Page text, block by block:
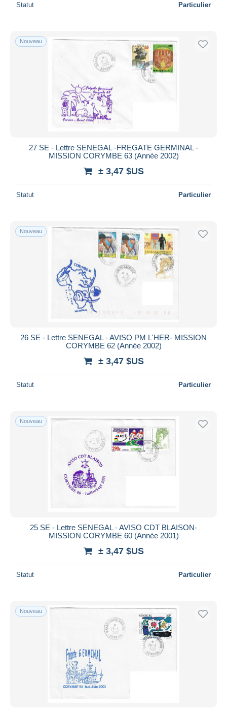
Statut Particulier
Nouveau
27 SE - Lettre SENEGAL -FREGATE GERMINAL -
MISSION CORYMBE 63 (Année 2002)
± 3,47 $US
Statut Particulier
Nouveau
26 SE - Lettre SENEGAL - AVISO PM L'HER- MISSION
CORYMBE 62 (Année 2002)
± 3,47 $US
Statut Particulier
Nouveau
25 SE - Lettre SENEGAL - AVISO CDT BLAISON-
MISSION CORYMBE 60 (Année 2001)
± 3,47 $US
Statut Particulier
Nouveau